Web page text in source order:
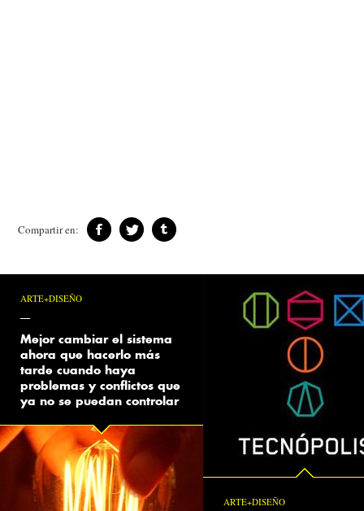
Compartir en:
ARTE+DISEÑO
Mejor cambiar el sistema
ahora que hacerlo más
tarde cuando haya
problemas y conflictos que
ya no se puedan controlar
ARTE+DISEÑO